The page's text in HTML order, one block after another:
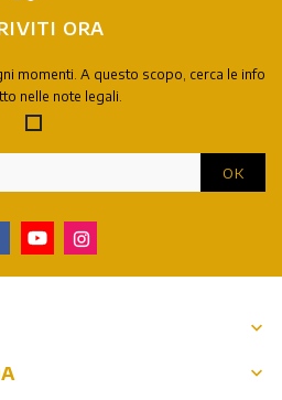
ORA
momenti. A questo scopo, cerca le info
nelle note legali.
keyboard_arrow_down
keyboard_arrow_down